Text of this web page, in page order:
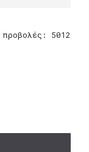
προβολές: 5012